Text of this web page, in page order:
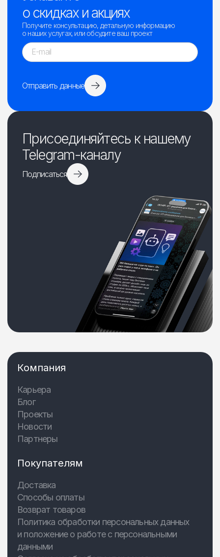
о скидках и акциях
Получите консультацию, детальную информацию
о наших услугах, или обсудите ваш проект
Отправить данные
Присоединяйтесь к нашему
Telegram-каналу
Подписаться
Компания
Карьера
Блог
Проекты
Новости
Партнеры
Покупателям
Доставка
Способы оплаты
Возврат товаров
Политика обработки персональных данных
и положение о работе с персональными
данными